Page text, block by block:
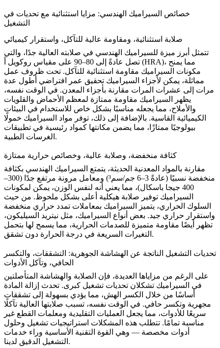
خصائص السيراميك الهندسي: مزايا استثنائية مع تحديات في
التشغيل
صلابة استثنائية، ومقاومة عالية للتآكل، واستقرار كيميائي
تتمثل أبرز ميزة للسيراميك الهندسي في صلابته العالية جدًا، والتي
تصل عادةً إلى 80–90 على مقياس روكويل أ (HRA)، مما يمنح
مكونات السيراميك مقاومة استثنائية للتآكل. تحت ظروف عمل
مماثلة، يمكن لأجزاء السيراميك تحقيق عمر افتراضي أطول عدة
مرات إلى عشرات المرات مقارنة بأجزاء المعدن. في الوقت نفسه،
يظهر السيراميك مقاومة ممتازة لمعظم الأحماض والقلويات
والأملاح، مما يجعله مناسبًا بشكل خاص للاستخدام في البيئات
الكيميائية القاسية. بالإضافة إلى ذلك، توفر مواد السيراميك خمولًا
بيولوجيًا ممتازًا، مما يضمن مكانتها كمواد رئيسية في تطبيقات
الغرسات الطبية.
كثافة منخفضة، وصلابة عالية، وخصائص حرارية ممتازة
مقارنة بالمواد المعدنية الحديثة، يتمتع السيراميك الهندسي بكثافة
منخفضة نسبيًا (عادةً 3–6 جم/سم³) ومعامل مرونة مرتفع جدًا (300–
400 جيجا باسكال)، مما يعني أنه لنفس الوزن، يمكن لمكونات
السيراميك توفير صلابة هيكلية أعلى بشكل ملحوظ. من حيث
السلوك الحراري، يتميز السيراميك بمعاملات تمدد حراري منخفضة
واستقرار حراري جيد. بعض أنواع السيراميك، مثل نيتريد السيليكون،
تظهر أيضًا مقاومة متميزة للصدمات الحرارية، مما يسمح لها بتحمل
التغيرات السريعة في درجة الحرارة دون تشقق.
تحديات التشغيل الناتجة عن الهشاشة الجوهرية: التشققات، والتكسر
الحافي، وتآكل الأدوات
على الرغم من مزاياها العديدة، فإن الصلابة والهشاشة المتأصلتين
في السيراميك تشكلان تحديات تشغيل كبرى. تحدث إزالة المادة
أساسًا من خلال الكسر الهش، مما يؤدي بسهولة إلى تشققات
مجهرية وتكسر حافي. في الوقت نفسه، تسبب صلابتها العالية تآكلًا
سريعًا للأدوات، مما يجعل العمليات التقليدية ومعلمات القطع غير
مناسبة تمامًا. تتطلب هذه المشكلات استراتيجيات تشغيل وحلول
أدوات مخصصة — وهي القوة التقنية الأساسية وراء خدمات
التشغيل الدقيق لدينا.